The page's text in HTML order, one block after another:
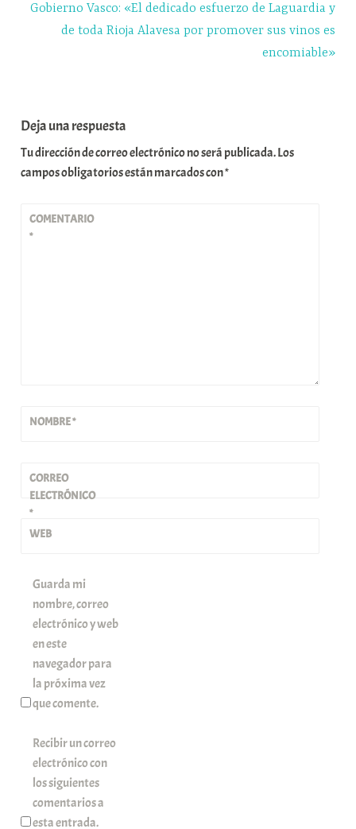
Gobierno Vasco: «El dedicado esfuerzo de Laguardia y
de toda Rioja Alavesa por promover sus vinos es
encomiable»
Deja una respuesta
Tu dirección de correo electrónico no será publicada.Los
campos obligatorios están marcados con*
COMENTARIO
*
NOMBRE*
CORREO
ELECTRÓNICO
*
WEB
Guarda mi
nombre, correo
electrónico y web
en este
navegador para
la próxima vez
que comente.
Recibir un correo
electrónico con
los siguientes
comentarios a
esta entrada.